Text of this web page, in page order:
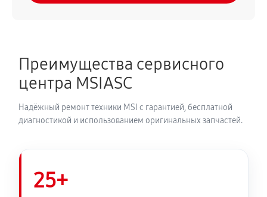
Преимущества сервисного
центра MSIASC
Надёжный ремонт техники MSI с гарантией, бесплатной
диагностикой и использованием оригинальных запчастей.
25+